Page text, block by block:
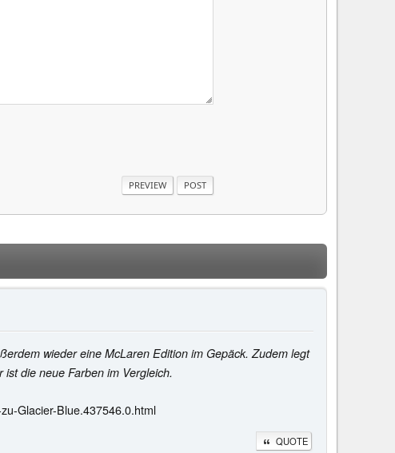
wieder eine McLaren Edition im Gepäck. Zudem legt
die neue Farben im Vergleich.
Glacier-Blue.437546.0.html
QUOTE